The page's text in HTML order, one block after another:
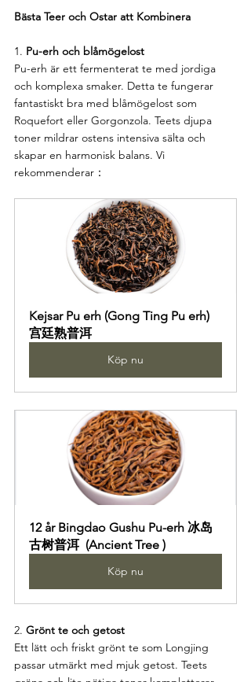
Bästa Teer och Ostar att Kombinera
1. Pu-erh och blåmögelost
Pu-erh är ett fermenterat te med jordiga
och komplexa smaker. Detta te fungerar
fantastiskt bra med blåmögelost som
Roquefort eller Gorgonzola. Teets djupa
toner mildrar ostens intensiva sälta och
skapar en harmonisk balans. Vi
rekommenderar：
Kejsar Pu erh (Gong Ting Pu erh)
宫廷熟普洱
Köp nu
12 år Bingdao Gushu Pu-erh 冰岛
古树普洱  (Ancient Tree )
Köp nu
2. Grönt te och getost
Ett lätt och friskt grönt te som Longjing
passar utmärkt med mjuk getost. Teets